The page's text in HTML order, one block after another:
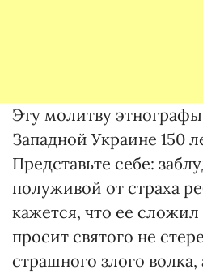
Эту молитву
Западной Украине 150
Представьте себе:
полуживой от страха
кажется, что ее
просит святого не
страшного злого